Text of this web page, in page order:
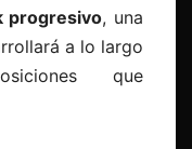
progresivo, una
a lo largo
que